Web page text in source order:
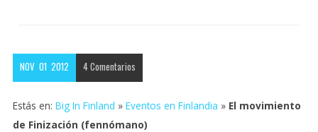
NOV 01 2012 4Comentarios
Estás en: Big In Finland » Eventos en Finlandia » El movimiento
de Finización (fennómano)